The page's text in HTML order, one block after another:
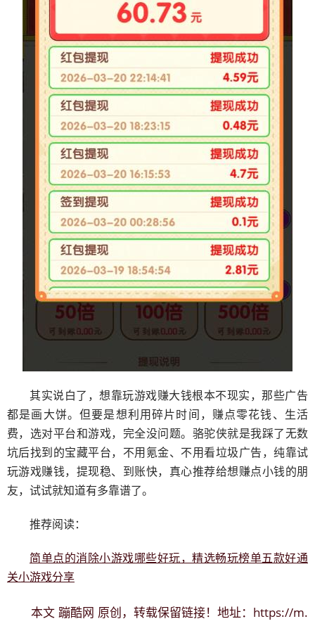
其实说白了，想靠玩游戏赚大钱根本不现实，那些广告
都是画大饼。但要是想利用碎片时间，赚点零花钱、生活
费，选对平台和游戏，完全没问题。骆驼侠就是我踩了无数
坑后找到的宝藏平台，不用氪金、不用看垃圾广告，纯靠试
玩游戏赚钱，提现稳、到账快，真心推荐给想赚点小钱的朋
友，试试就知道有多靠谱了。
推荐阅读：
简单点的消除小游戏哪些好玩，精选畅玩榜单五款好通
关小游戏分享
本文 蹦酷网 原创，转载保留链接！地址： https://m.